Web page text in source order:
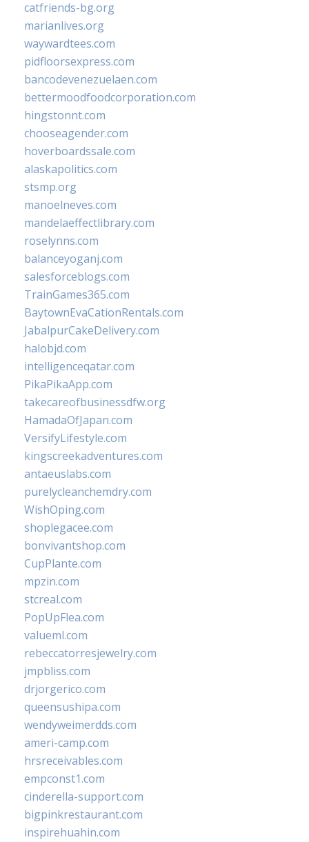
catfriends-bg.org
marianlives.org
waywardtees.com
pidfloorsexpress.com
bancodevenezuelaen.com
bettermoodfoodcorporation.com
hingstonnt.com
chooseagender.com
hoverboardssale.com
alaskapolitics.com
stsmp.org
manoelneves.com
mandelaeffectlibrary.com
roselynns.com
balanceyoganj.com
salesforceblogs.com
TrainGames365.com
BaytownEvaCationRentals.com
JabalpurCakeDelivery.com
halobjd.com
intelligenceqatar.com
PikaPikaApp.com
takecareofbusinessdfw.org
HamadaOfJapan.com
VersifyLifestyle.com
kingscreekadventures.com
antaeuslabs.com
purelycleanchemdry.com
WishOping.com
shoplegacee.com
bonvivantshop.com
CupPlante.com
mpzin.com
stcreal.com
PopUpFlea.com
valueml.com
rebeccatorresjewelry.com
jmpbliss.com
drjorgerico.com
queensushipa.com
wendyweimerdds.com
ameri-camp.com
hrsreceivables.com
empconst1.com
cinderella-support.com
bigpinkrestaurant.com
inspirehuahin.com